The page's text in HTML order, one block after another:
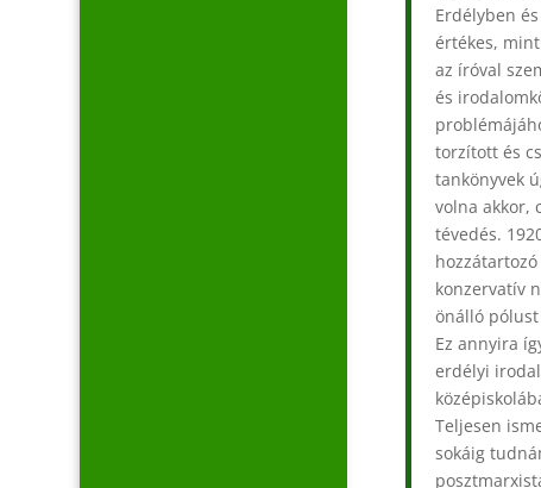
Erdélyben
értékes,
az íróval
és
torzított és
tankönyvek
volna akkor,
tévedés.
konzervatív
önálló
Ez annyira
erdélyi
Teljesen
sokáig